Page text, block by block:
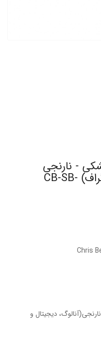
- نارنجی
(آنالوگ، دیجیتال و کرونوگراف) CB-SB-
دیجیتال و